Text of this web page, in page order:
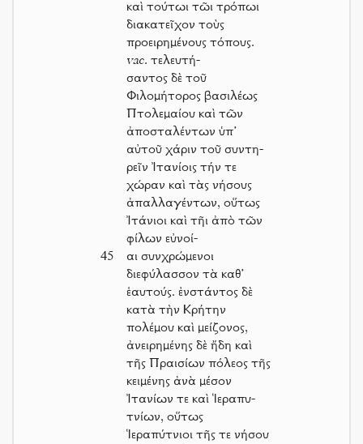
καὶ τούτωι τῶι τρόπωι
διακατεῖχον τοὺς
προειρημένους τόπους.
vac. τελευτή-
σαντος δὲ τοῦ
Φιλομήτορος βασιλέως
Πτολεμαίου καὶ τῶν
ἀποσταλέντων ὑπ’
αὐτοῦ χάριν τοῦ συντη-
ρεῖν Ἰτανίοις τήν τε
χώραν καὶ τὰς νήσους
ἀπαλλαγέντων, οὕτως
Ἰτάνιοι καὶ τῆι ἀπὸ τῶν
φίλων εὐνοί-
45
αι συνχρώμενοι
διεφύλασσον τὰ καθ’
ἑαυτούς. ἐνστάντος δὲ
κατὰ τὴν Κρήτην
πολέμου καὶ μείζονος,
ἀνειρημένης δὲ ἤδη καὶ
τῆς Πραισίων πόλεος τῆς
κειμένης ἀνὰ μέσον
Ἰτανίων τε καὶ Ἱεραπυ-
τνίων, οὕτως
Ἱεραπύτνιοι τῆς τε νήσου